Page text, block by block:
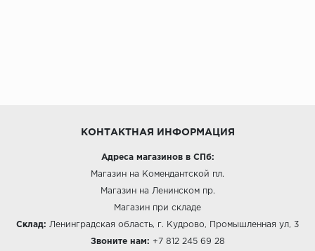
КОНТАКТНАЯ ИНФОРМАЦИЯ
Адреса магазинов в СПб:
Магазин на Комендантской пл.
Магазин на Ленинском пр.
Магазин при складе
Склад: Ленинградская область, г. Кудрово, Промышленная ул, 3
Звоните нам: +7 812 245 69 28